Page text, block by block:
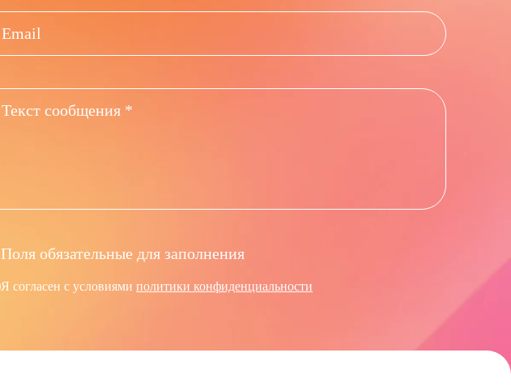
Поля обязательные для заполнения
Я согласен с условиями политики конфиденциальности